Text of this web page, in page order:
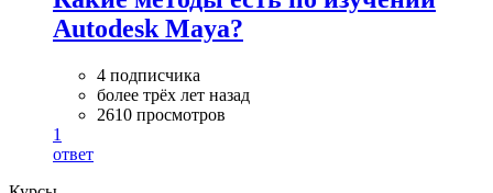
Autodesk Maya?
4 подписчика
более трёх лет назад
2610 просмотров
1
ответ